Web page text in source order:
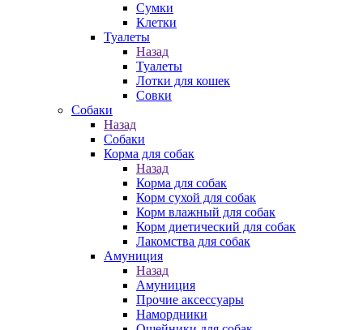
Сумки
Клетки
Туалеты
Назад
Туалеты
Лотки для кошек
Совки
Собаки
Назад
Собаки
Корма для собак
Назад
Корма для собак
Корм сухой для собак
Корм влажный для собак
Корм диетический для собак
Лакомства для собак
Амуниция
Назад
Амуниция
Прочие аксессуары
Намордники